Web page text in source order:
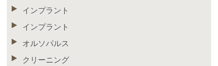
インプラント
インプラント
オルソパルス
クリーニング